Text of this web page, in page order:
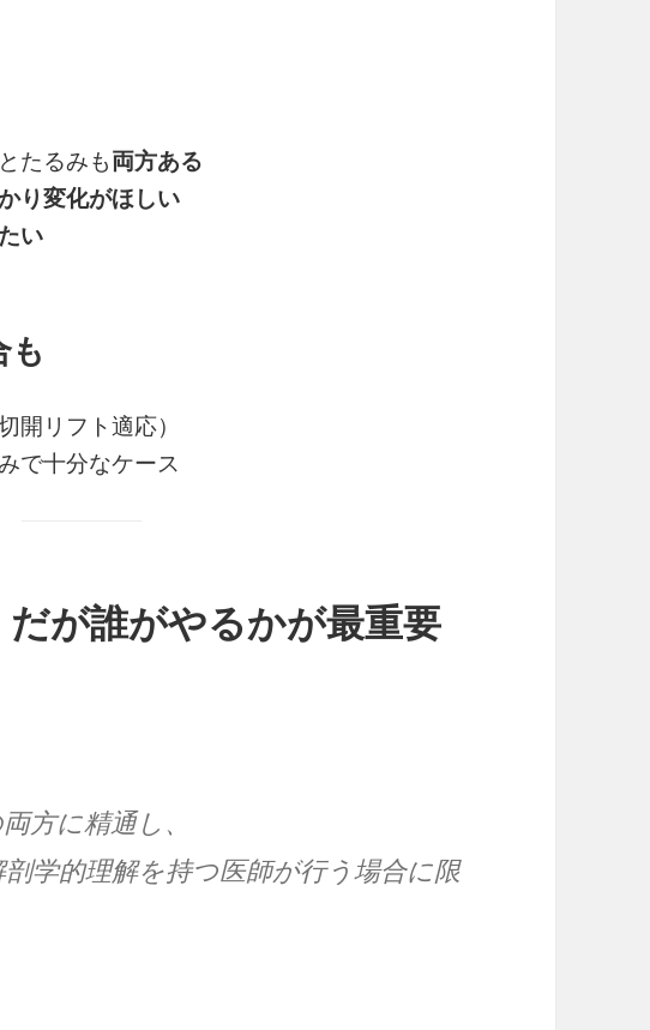
たるみも両方ある
り変化がほしい
い
開リフト適応）
で十分なケース
だが誰がやるかが最重要
方に精通し、
学的理解を持つ医師が行う場合に限